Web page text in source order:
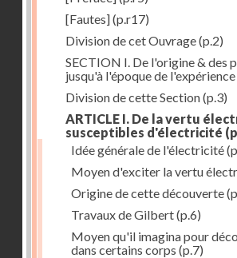
[Fautes](p.r17)
Division de cet Ouvrage(p.2)
SECTION I. De l'origine & des
jusqu'à l'époque de
Division de cette Section(p.3)
ARTICLE I. De la vertu
susceptibles d'électricité
Idée générale de l'électricité
Moyen d'exciter la vertu
Origine de cette découverte
Travaux de Gilbert(p.6)
Moyen qu'il imagina pour
dans certains corps (p.7)